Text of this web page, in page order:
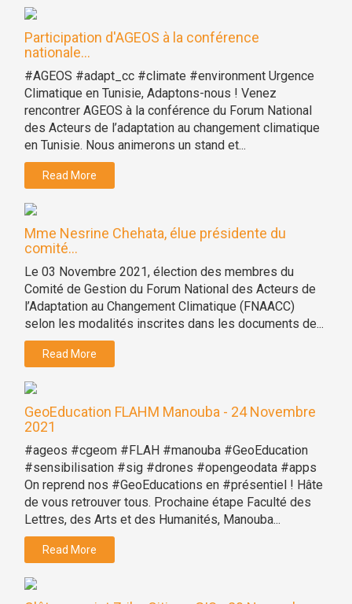
Participation d'AGEOS à la conférence
nationale...
#AGEOS #adapt_cc #climate #environment Urgence
Climatique en Tunisie, Adaptons-nous ! Venez
rencontrer AGEOS à la conférence du Forum National
des Acteurs de l’adaptation au changement climatique
en Tunisie. Nous animerons un stand et...
Read More
Mme Nesrine Chehata, élue présidente du
comité...
Le 03 Novembre 2021, élection des membres du
Comité de Gestion du Forum National des Acteurs de
l’Adaptation au Changement Climatique (FNAACC)
selon les modalités inscrites dans les documents de...
Read More
GeoEducation FLAHM Manouba - 24 Novembre
2021
#ageos #cgeom #FLAH #manouba #GeoEducation
#sensibilisation #sig #drones #opengeodata #apps
On reprend nos #GeoEducations en #présentiel ! Hâte
de vous retrouver tous. Prochaine étape Faculté des
Lettres, des Arts et des Humanités, Manouba...
Read More